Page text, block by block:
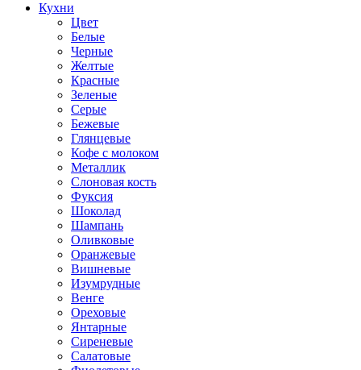
Кухни
Цвет
Белые
Черные
Желтые
Красные
Зеленые
Серые
Бежевые
Глянцевые
Кофе с молоком
Металлик
Слоновая кость
Фуксия
Шоколад
Шампань
Оливковые
Оранжевые
Вишневые
Изумрудные
Венге
Ореховые
Янтарные
Сиреневые
Салатовые